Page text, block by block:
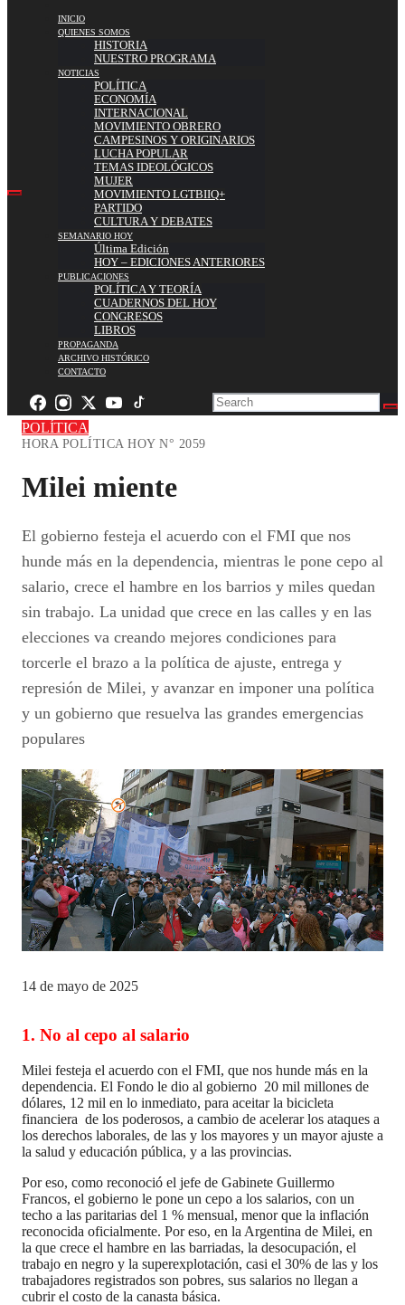
INICIO
QUIENES SOMOS
HISTORIA
NUESTRO PROGRAMA
NOTICIAS
POLÍTICA
ECONOMÍA
INTERNACIONAL
MOVIMIENTO OBRERO
CAMPESINOS Y ORIGINARIOS
LUCHA POPULAR
TEMAS IDEOLÓGICOS
MUJER
MOVIMIENTO LGTBIIQ+
PARTIDO
CULTURA Y DEBATES
SEMANARIO HOY
Última Edición
HOY – EDICIONES ANTERIORES
PUBLICACIONES
POLÍTICA Y TEORÍA
CUADERNOS DEL HOY
CONGRESOS
LIBROS
PROPAGANDA
ARCHIVO HISTÓRICO
CONTACTO
POLÍTICA
HORA POLÍTICA HOY N° 2059
Milei miente
El gobierno festeja el acuerdo con el FMI que nos
hunde más en la dependencia, mientras le pone cepo al
salario, crece el hambre en los barrios y miles quedan
sin trabajo. La unidad que crece en las calles y en las
elecciones va creando mejores condiciones para
torcerle el brazo a la política de ajuste, entrega y
represión de Milei, y avanzar en imponer una política
y un gobierno que resuelva las grandes emergencias
populares
14 de mayo de 2025
1. No al cepo al salario
Milei festeja el acuerdo con el FMI, que nos hunde más en la
dependencia. El Fondo le dio al gobierno 20 mil millones de
dólares, 12 mil en lo inmediato, para aceitar la bicicleta
financiera de los poderosos, a cambio de acelerar los ataques a
los derechos laborales, de las y los mayores y un mayor ajuste a
la salud y educación pública, y a las provincias.
Por eso, como reconoció el jefe de Gabinete Guillermo
Francos, el gobierno le pone un cepo a los salarios, con un
techo a las paritarias del 1 % mensual, menor que la inflación
reconocida oficialmente. Por eso, en la Argentina de Milei, en
la que crece el hambre en las barriadas, la desocupación, el
trabajo en negro y la superexplotación, casi el 30% de las y los
trabajadores registrados son pobres, sus salarios no llegan a
cubrir el costo de la canasta básica.